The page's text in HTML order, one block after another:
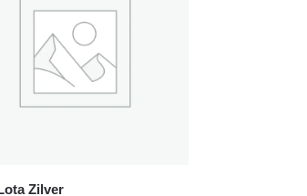
Zilver